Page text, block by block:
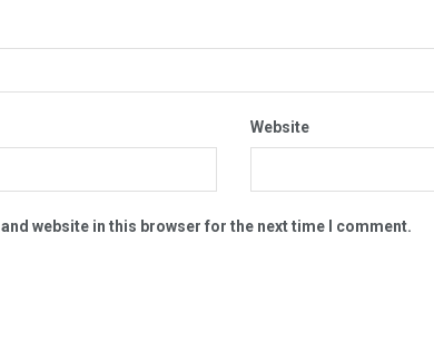
Website
website in this browser for the next time I comment.